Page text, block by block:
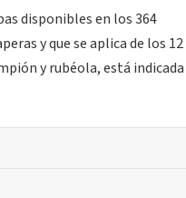
disponibles en los 364
y que se aplica de los 12
y rubéola, está indicada